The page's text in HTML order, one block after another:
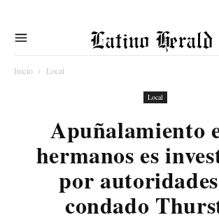
Latino Herald
Inicio Local
Local
Apuñalamiento
hermanos es
por
condado